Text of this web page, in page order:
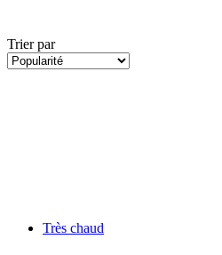
Trier par
Très chaud